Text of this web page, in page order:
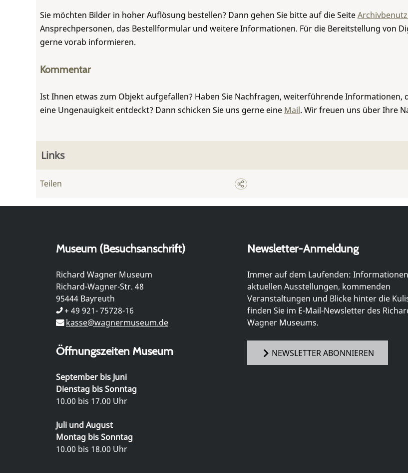
Sie möchten Bilder in hoher Auflösung bestellen? Dann gehen Sie bitte auf die Seite
Ansprechpersonen, das Bestellformular und weitere Informationen. Für die Bereitstellung von
gerne vorab informieren.
Kommentar
Ist Ihnen etwas zum Objekt aufgefallen? Haben Sie Nachfragen, weiterführende Informationen,
eine Ungenauigkeit entdeckt? Dann schicken Sie uns gerne eine Mail. Wir freuen uns über Ihre
Links
Teilen
Museum (Besuchsanschrift)
Richard Wagner Museum
Richard-Wagner-Str. 48
95444 Bayreuth
+ 49 921- 75728-16
kasse@wagnermuseum.de
Öffnungszeiten Museum
September bis Juni
Dienstag bis Sonntag
10.00 bis 17.00 Uhr
Juli und August
Montag bis Sonntag
10.00 bis 18.00 Uhr
Newsletter-Anmeldung
Immer auf dem Laufenden:
aktuellen Ausstellungen, kommenden
Veranstaltungen und Blicke hinter die
finden Sie im E-Mail-Newsletter des
Wagner Museums.
NEWSLETTER ABONNIEREN